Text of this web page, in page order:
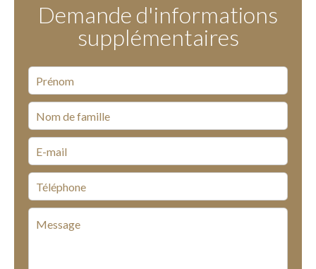
Demande d'informations
supplémentaires